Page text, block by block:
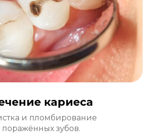
кариеса
и пломбирование
поражённых зубов.